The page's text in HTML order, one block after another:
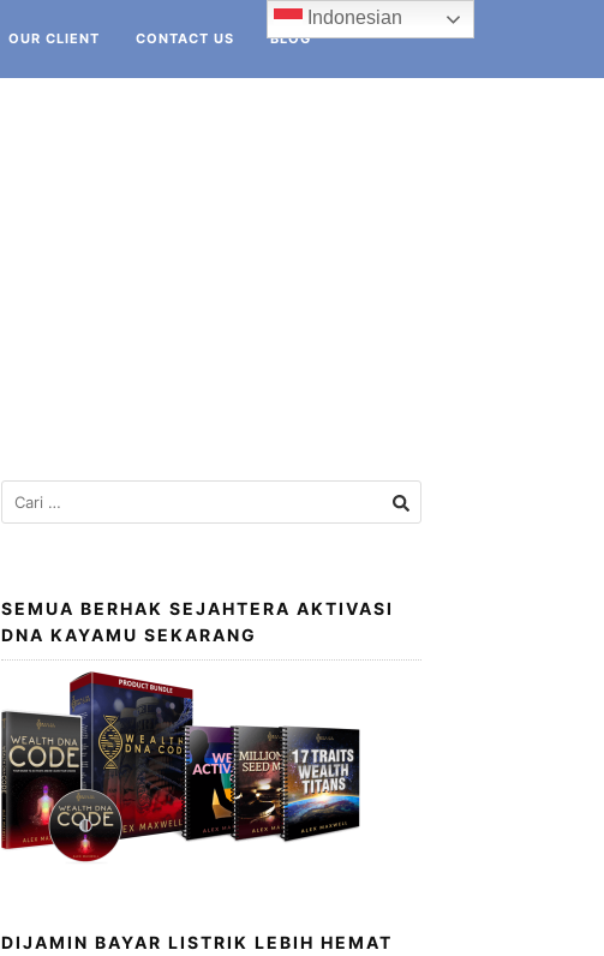
OUR CLIENT CONTACT US BLOG
SEMUA BERHAK SEJAHTERA AKTIVASI
DNA KAYAMU SEKARANG
DIJAMIN BAYAR LISTRIK LEBIH HEMAT
Indonesian